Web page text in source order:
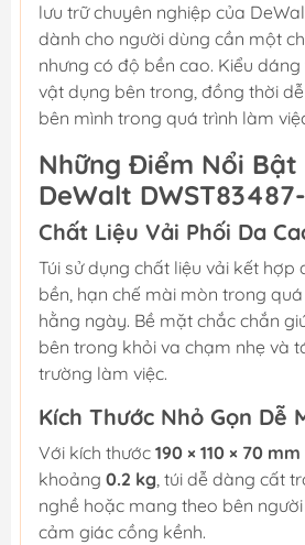
lưu trữ chuyên nghiệp của
dành cho người dùng cần một
nhưng có độ bền cao. Kiểu
vật dụng bên trong, đồng thời
bên mình trong quá trình làm
Những Điểm Nổi Bật
DeWalt DWST83487-
Chất Liệu Vải Phối Da
Túi sử dụng chất liệu vải kết hợp
bền, hạn chế mài mòn trong
hằng ngày. Bề mặt chắc chắn
bên trong khỏi va chạm nhẹ và
trường làm việc.
Kích Thước Nhỏ Gọn Dễ
Với kích thước 190 × 110 × 70 mm
khoảng 0.2 kg, túi dễ dàng cất
nghề hoặc mang theo bên
cảm giác cồng kềnh.